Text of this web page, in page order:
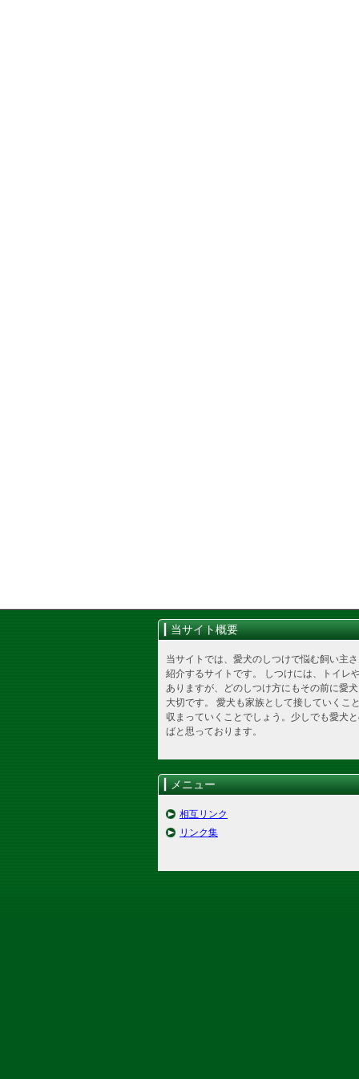
当サイト概要
当サイトでは、愛犬のしつけで悩む飼い主
紹介するサイトです。 しつけには、トイレ
ありますが、どのしつけ方にもその前に愛
大切です。 愛犬も家族として接していくこ
収まっていくことでしょう。少しでも愛犬
ばと思っております。
メニュー
相互リンク
リンク集